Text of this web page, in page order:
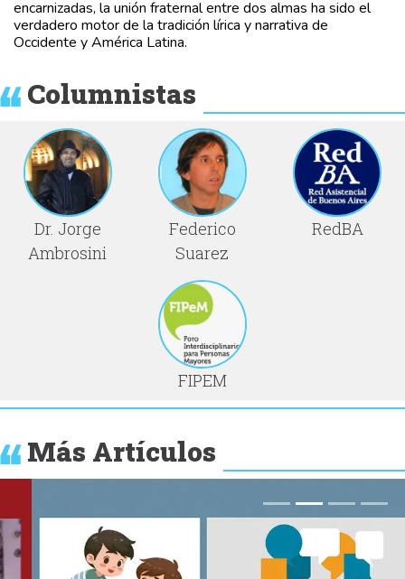
encarnizadas, la unión fraternal entre dos almas ha sido el
verdadero motor de la tradición lírica y narrativa de
Occidente y América Latina.
Columnistas
Dr. Jorge
Ambrosini
Federico
Suarez
RedBA
FIPEM
Más Artículos